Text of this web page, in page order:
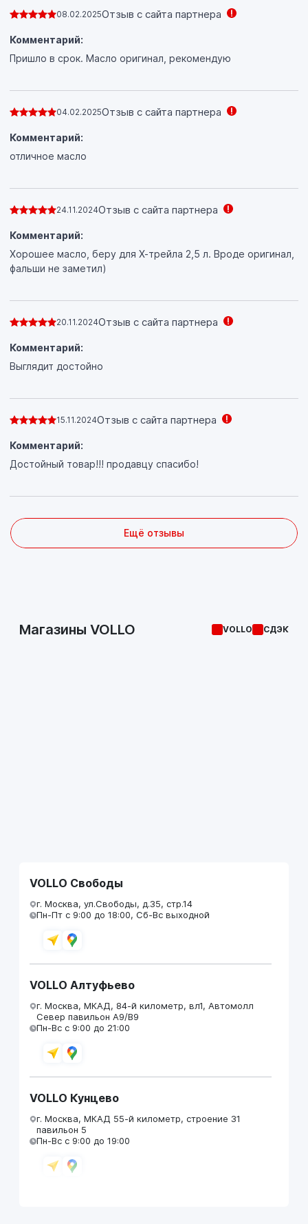
08.02.2025Отзыв с сайта партнера
Комментарий:
Пришло в срок. Масло оригинал, рекомендую
04.02.2025Отзыв с сайта партнера
Комментарий:
отличное масло
24.11.2024Отзыв с сайта партнера
Комментарий:
Хорошее масло, беру для Х-трейла 2,5 л. Вроде оригинал,
фальши не заметил)
20.11.2024Отзыв с сайта партнера
Комментарий:
Выглядит достойно
15.11.2024Отзыв с сайта партнера
Комментарий:
Достойный товар!!! продавцу спасибо!
Ещё отзывы
Магазины VOLLO VOLLO СДЭК
VOLLO Свободы
г. Москва, ул.Свободы, д.35, стр.14
Пн-Пт с 9:00 до 18:00, Сб-Вс выходной
VOLLO Алтуфьево
г. Москва, МКАД, 84-й километр, вл1, Автомолл
Север павильон А9/В9
Пн-Вс с 9:00 до 21:00
VOLLO Кунцево
г. Москва, МКАД 55-й километр, строение 31
павильон 5
Пн-Вс с 9:00 до 19:00